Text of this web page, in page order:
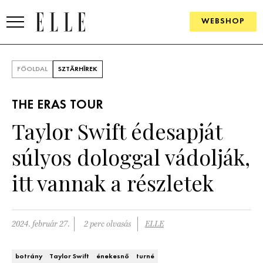
WEBSHOP
SZÉPSÉG
KULTÚRA
ÉLETMÓD
PÁRKAPCSOLAT
FŐOLDAL SZTÁRHÍREK
THE ERAS TOUR
Taylor Swift édesapját
súlyos dologgal vádolják,
itt vannak a részletek
2024. február 27. 2 perc olvasás ELLE
botrány Taylor Swift énekesnő turné